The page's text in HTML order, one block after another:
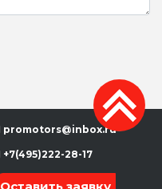
promotors@inbox.ru
+7(495)222-28-17